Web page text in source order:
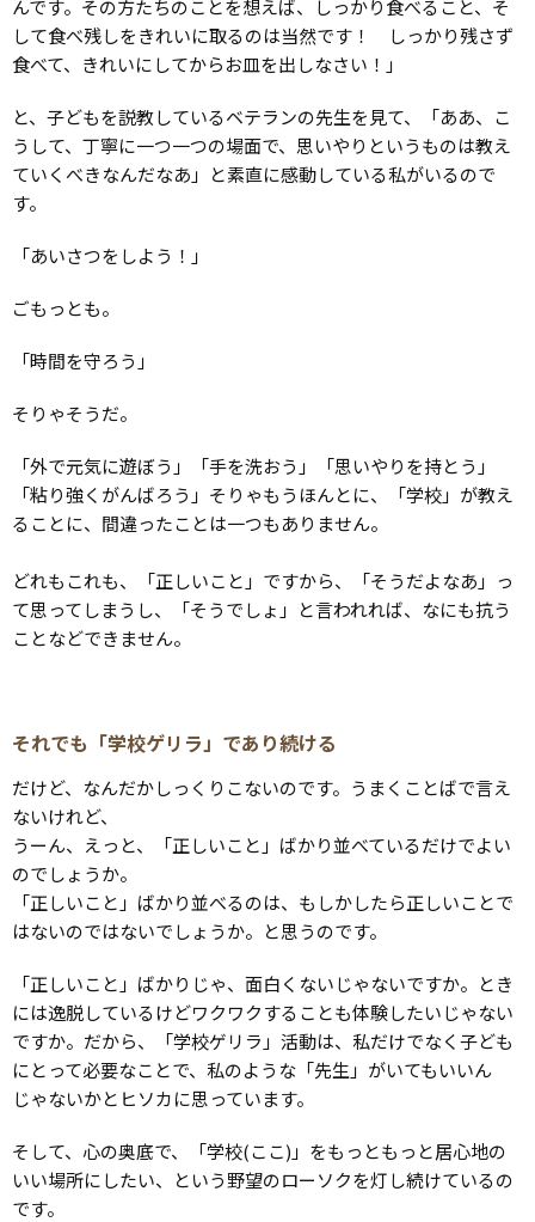
んです。その方たちのことを想えば、しっかり食べること、そ
して食べ残しをきれいに取るのは当然です！ しっかり残さず
食べて、きれいにしてからお皿を出しなさい！」
と、子どもを説教しているベテランの先生を見て、「ああ、こ
うして、丁寧に一つ一つの場面で、思いやりというものは教え
ていくべきなんだなあ」と素直に感動している私がいるので
す。
「あいさつをしよう！」
ごもっとも。
「時間を守ろう」
そりゃそうだ。
「外で元気に遊ぼう」「手を洗おう」「思いやりを持とう」
「粘り強くがんばろう」そりゃもうほんとに、「学校」が教え
ることに、間違ったことは一つもありません。
どれもこれも、「正しいこと」ですから、「そうだよなあ」っ
て思ってしまうし、「そうでしょ」と言われれば、なにも抗う
ことなどできません。
それでも「学校ゲリラ」であり続ける
だけど、なんだかしっくりこないのです。うまくことばで言え
ないけれど、
うーん、えっと、「正しいこと」ばかり並べているだけでよい
のでしょうか。
「正しいこと」ばかり並べるのは、もしかしたら正しいことで
はないのではないでしょうか。と思うのです。
「正しいこと」ばかりじゃ、面白くないじゃないですか。とき
には逸脱しているけどワクワクすることも体験したいじゃない
ですか。だから、「学校ゲリラ」活動は、私だけでなく子ども
にとって必要なことで、私のような「先生」がいてもいいん
じゃないかとヒソカに思っています。
そして、心の奥底で、「学校(ここ)」をもっともっと居心地の
いい場所にしたい、という野望のローソクを灯し続けているの
です。